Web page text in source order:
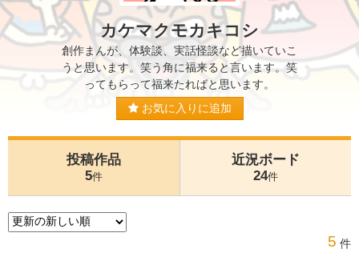
カケマクモカキコシ
創作まんが、体験談、実話怪談など描いていこ
うと思います。笑う角に福来ると言います。笑
ってもらって福来たればと思います。
お気に入りに追加
投稿作品
5件
近況ボード
24件
5 件